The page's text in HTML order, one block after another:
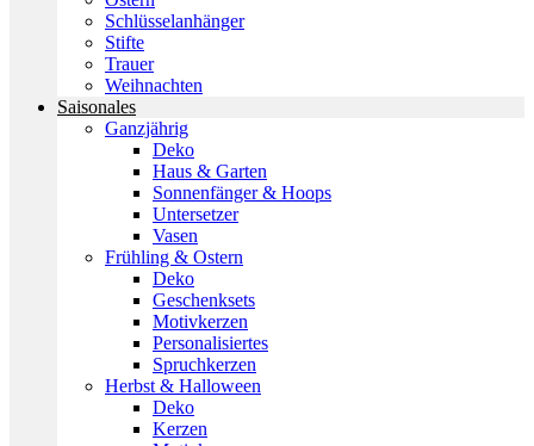
Schlüsselanhänger
Stifte
Trauer
Weihnachten
Saisonales
Ganzjährig
Deko
Haus & Garten
Sonnenfänger & Hoops
Untersetzer
Vasen
Frühling & Ostern
Deko
Geschenksets
Motivkerzen
Personalisiertes
Spruchkerzen
Herbst & Halloween
Deko
Kerzen